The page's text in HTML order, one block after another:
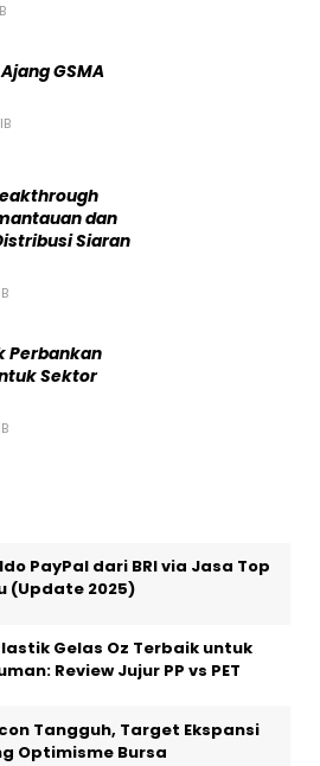
GSMA
dan
Siaran
Perbankan
Sektor
PayPal dari BRI via Jasa Top
(Update 2025)
Gelas Oz Terbaik untuk
Review Jujur PP vs PET
Tangguh, Target Ekspansi
Optimisme Bursa